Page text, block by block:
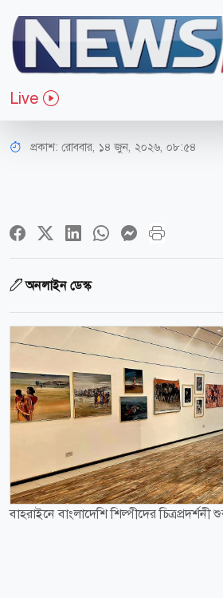
Live
প্রবাস
বাহরাইনে বাংলাদেশি
চিত্রপ্রদর্শনী চলছে
প্রকাশ: রোববার, ১৪ জুন, ২০২৬, ০৮:৫৪
অনলাইন ডেস্ক
বাহরাইনে বাংলাদেশি শিল্পীদের চিত্রপ্রদর্শনী